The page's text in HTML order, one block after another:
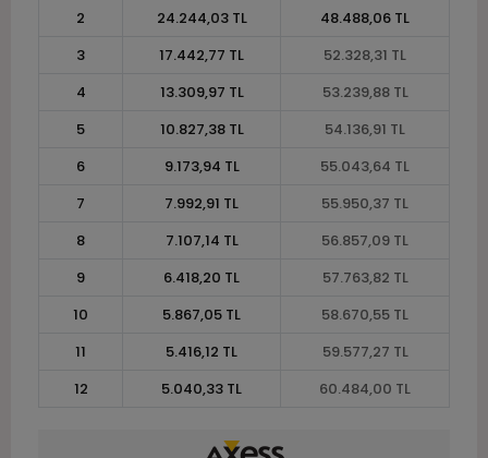
2 24.244,03 TL
48.488,06 TL
3
17.442,77 TL
52.328,31 TL
4
13.309,97 TL
53.239,88 TL
5
10.827,38 TL
54.136,91 TL
6
9.173,94 TL
55.043,64 TL
7
7.992,91 TL
55.950,37 TL
8
7.107,14 TL
56.857,09 TL
9
6.418,20 TL
57.763,82 TL
10
5.867,05 TL
58.670,55 TL
11
5.416,12 TL
59.577,27 TL
12
5.040,33 TL 60.484,00 TL